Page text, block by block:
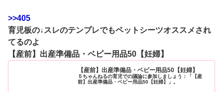
>>405
育児板の↓スレのテンプレでもペットシーツオススメされ
てるのよ
【産前】出産準備品・ベビー用品50【妊婦】
【産前】出産準備品・ベビー用品50【妊婦】
５ちゃんねるの育児での議論に参加しましょう：「【産
前】出産準備品・ベビー用品50【妊婦】」。